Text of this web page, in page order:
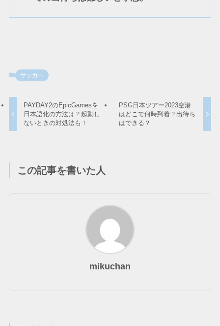
サッカー
PAYDAY2のEpicGamesを
日本語化の方法は？起動し
ないときの対処法も！
PSG日本ツアー2023空港
はどこで何時到着？出待ち
はできる？
この記事を書いた人
mikuchan